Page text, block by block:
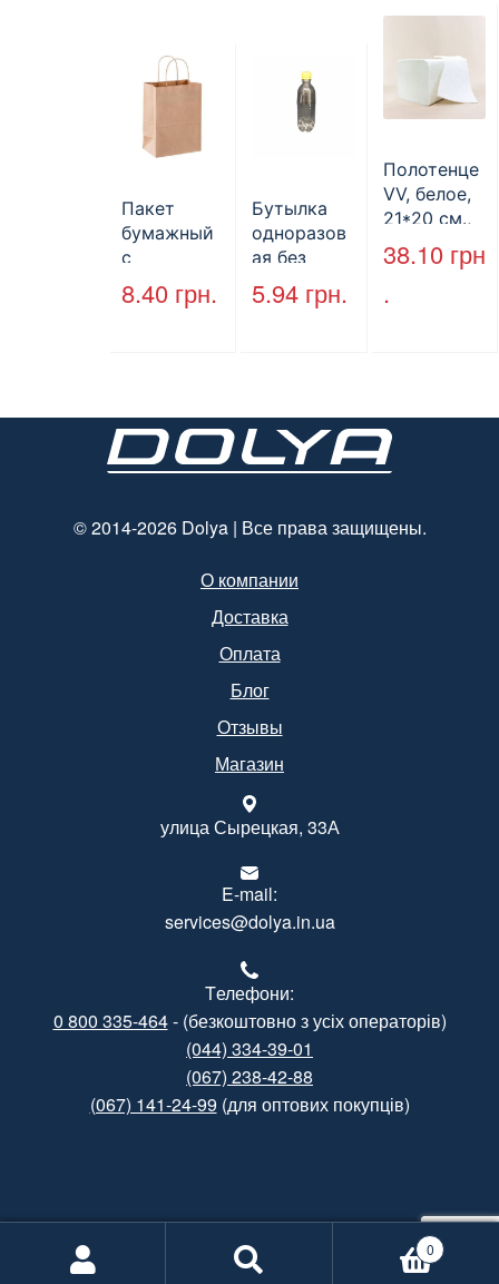
объем 1300
полистиро
л, черный,
250 шт./уп.
Пакет
бумажный
с
кручеными
ручками,
8.40 грн.
Бутылка
одноразов
ая без
крышки,
ПЕТ, V=500
5.94 грн.
Полотенце
VV, белое,
21*20 см.,
160 л.
38.10 грн
.
© 2014-2026 Dolya | Все права защищены.
О компании
Доставка
Оплата
Блог
Отзывы
Магазин
улица Сырецкая, 33А
E-mail:
services@dolya.in.ua
Tелефони:
0 800 335-464- (безкоштовно з усіх операторів)
(044) 334-39-01
(067) 238-42-88
(067) 141-24-99 (для оптових покупців)
Created byGramatorik
Informational support byPoshuk.info
0